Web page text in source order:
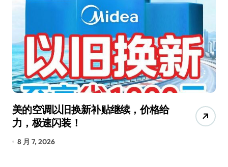
以旧换新补贴继续，价格给
闪装！
追觅清洁电
4000万台